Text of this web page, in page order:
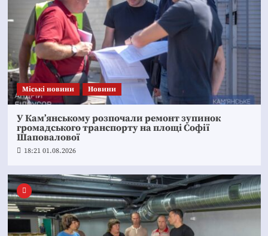
Mіські новини Новини
У Кам’янському розпочали ремонт зупинок
громадського транспорту на площі Софії
Шаповалової
18:21 01.08.2026